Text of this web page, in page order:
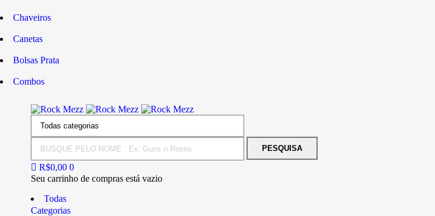
Chaveiros
Canetas
Bolsas Prata
Combos
R$0,00 0
Seu carrinho de compras está vazio
Todas
Categorias